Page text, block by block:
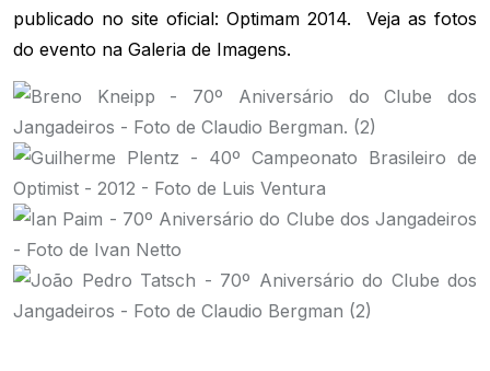
publicado no site oficial: Optimam 2014.
Veja as fotos
do evento na Galeria de Imagens.